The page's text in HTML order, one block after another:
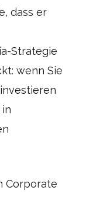
dass er
Strategie
wenn Sie
Corporate